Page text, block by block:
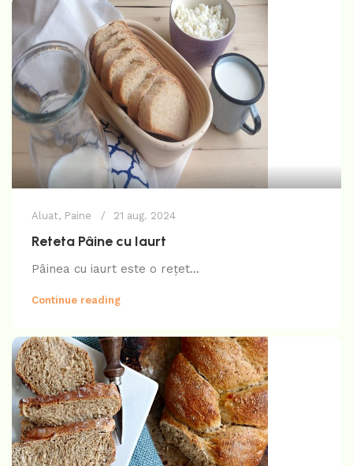
Aluat, Paine 21 aug. 2024
Reteta Pâine cu Iaurt
Pâinea cu iaurt este o rețet...
Continue reading